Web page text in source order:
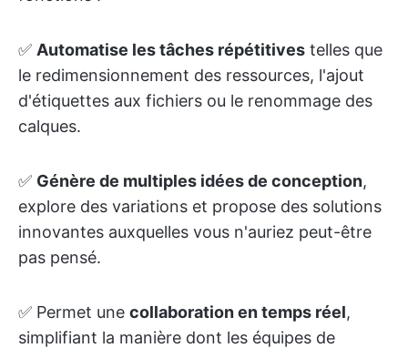
✅ Automatise les tâches répétitives telles que
le redimensionnement des ressources, l'ajout
d'étiquettes aux fichiers ou le renommage des
calques.
✅ Génère de multiples idées de conception,
explore des variations et propose des solutions
innovantes auxquelles vous n'auriez peut-être
pas pensé.
✅ Permet une collaboration en temps réel,
simplifiant la manière dont les équipes de